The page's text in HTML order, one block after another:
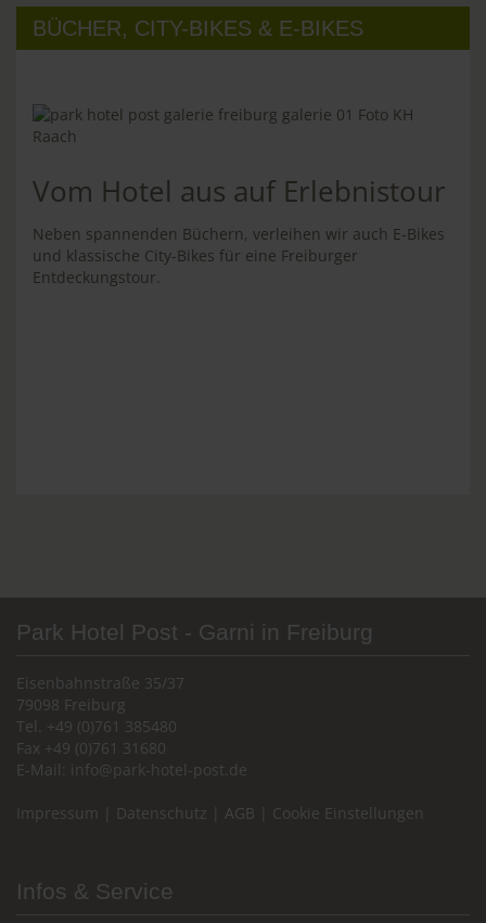
BÜCHER, CITY-BIKES & E-BIKES
Vom Hotel aus auf Erlebnistour
Neben spannenden Büchern, verleihen wir auch E-Bikes
und klassische City-Bikes für eine Freiburger
Entdeckungstour.
Park Hotel Post - Garni in Freiburg
Eisenbahnstraße 35/37
79098 Freiburg
Tel. +49 (0)761 385480
Fax +49 (0)761 31680
E-Mail:
info@park-hotel-post.de
Impressum Datenschutz AGB Cookie Einstellungen
Infos & Service